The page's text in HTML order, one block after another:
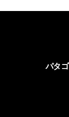
パタ